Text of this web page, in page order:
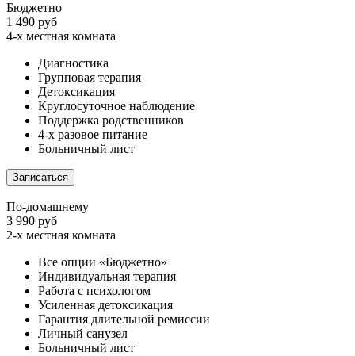
Бюджетно
1 490 руб
4-х местная комната
Диагностика
Групповая терапия
Детоксикация
Круглосуточное наблюдение
Поддержка родственников
4-х разовое питание
Больничный лист
Записаться
По-домашнему
3 990 руб
2-х местная комната
Все опции «Бюджетно»
Индивидуальная терапия
Работа с психологом
Усиленная детоксикация
Гарантия длительной ремиссии
Личный санузел
Больничный лист